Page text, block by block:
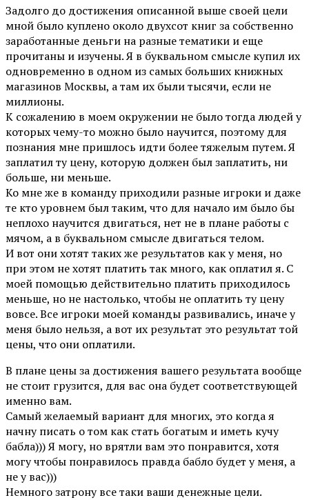
Задолго до достижения описанной выше своей цели
мной было куплено около двухсот книг за собственно
заработанные деньги на разные тематики и еще
прочитаны и изучены. Я в буквальном смысле купил их
одновременно в одном из самых больших книжных
магазинов Москвы, а там их были тысячи, если не
миллионы.
К сожалению в моем окружении не было тогда людей у
которых чему-то можно было научится, поэтому для
познания мне пришлось идти более тяжелым путем. Я
заплатил ту цену, которую должен был заплатить, ни
больше, ни меньше.
Ко мне же в команду приходили разные игроки и даже
те кто уровнем был таким, что для начало им было бы
неплохо научится двигаться, нет не в плане работы с
мячом, а в буквальном смысле двигаться телом.
И вот они хотят таких же результатов как у меня, но
при этом не хотят платить так много, как оплатил я. С
моей помощью действительно платить приходилось
меньше, но не настолько, чтобы не оплатить ту цену
вовсе. Все игроки моей команды развивались, иначе у
меня было нельзя, а вот их результат это результат той
цены, что они оплатили.
В плане цены за достижения вашего результата вообще
не стоит грузится, для вас она будет соответствующей
именно вам.
Самый желаемый вариант для многих, это когда я
начну писать о том как стать богатым и иметь кучу
бабла))) Я могу, но врятли вам это понравится, хотя
могу чтобы понравилось правда бабло будет у меня, а
не у вас)))
Немного затрону все таки ваши денежные цели.